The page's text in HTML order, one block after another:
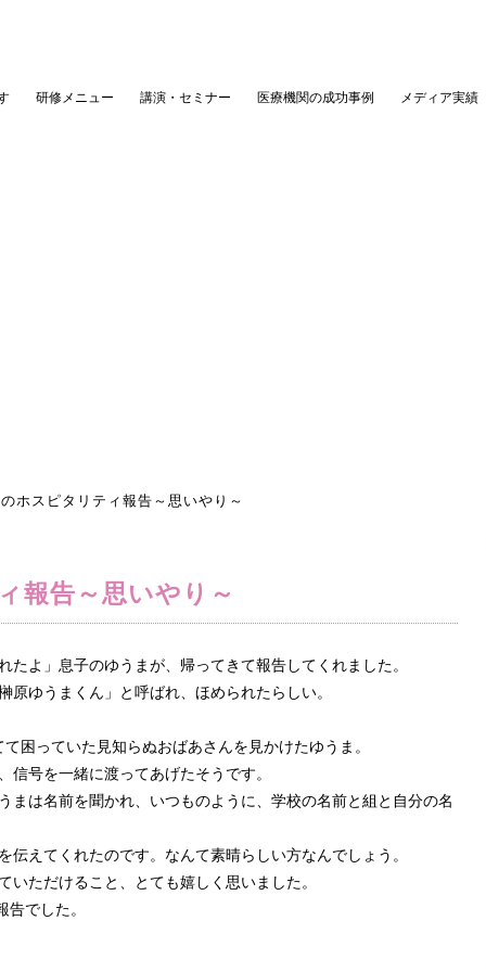
研修メニュー 講演・セミナー 医療機関の成功事例 メディア実績
ホスピタリティ報告～思いやり～
報告～思いやり～
よ」息子のゆうまが、帰ってきて報告してくれました。
原ゆうまくん」と呼ばれ、ほめられたらしい。
困っていた見知らぬおばあさんを見かけたゆうま。
号を一緒に渡ってあげたそうです。
まは名前を聞かれ、いつものように、学校の名前と組と自分の名
えてくれたのです。なんて素晴らしい方なんでしょう。
ただけること、とても嬉しく思いました。
でした。